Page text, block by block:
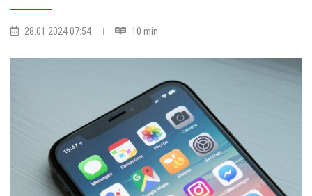
28.01.2024 07:54 10 min